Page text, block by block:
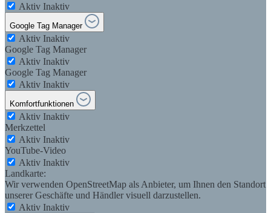
Aktiv Inaktiv
Google Tag Manager
Aktiv Inaktiv
Google Tag Manager
Aktiv Inaktiv
Google Tag Manager
Aktiv Inaktiv
Komfortfunktionen
Aktiv Inaktiv
Merkzettel
Aktiv Inaktiv
YouTube-Video
Aktiv Inaktiv
Landkarte:
Wir verwenden OpenStreetMap als Anbieter, um Ihnen den Standort
unserer Geschäfte und Händler visuell darzustellen.
Aktiv Inaktiv